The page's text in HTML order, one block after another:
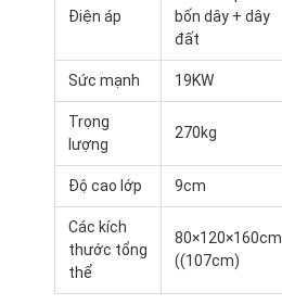
Nhà
Sản phẩm
Chuyến tham quan nhà máy
Điện áp
bốn dây + dây
đất
Sức mạnh 19KW
Trọng
lượng
270kg
Độ cao lớp 9cm
Các kích
thước tổng
thể
80×120×160cm
((107cm)